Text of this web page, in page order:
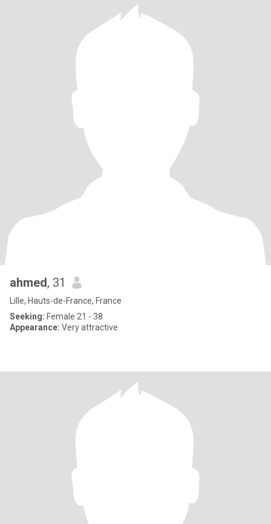
ahmed, 31
Lille, Hauts-de-France, France
Seeking: Female 21 - 38
Appearance: Very attractive